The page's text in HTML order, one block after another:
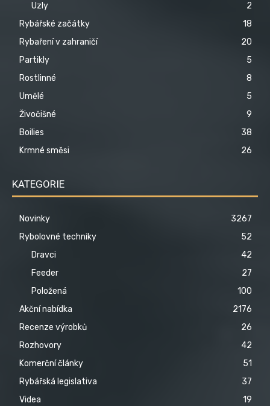
Uzly
2
Rybářské začátky
18
Rybaření v zahraničí
20
Partikly
5
Rostlinné
8
Umělé
5
Živočišné
9
Boilies
38
Krmné směsi
26
KATEGORIE
Novinky
3267
Rybolovné techniky
52
Dravci
42
Feeder
27
Položená
100
Akční nabídka
2176
Recenze výrobků
26
Rozhovory
42
Komerční články
51
Rybářská legislativa
37
Videa
19